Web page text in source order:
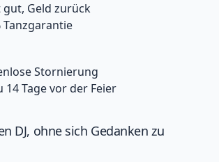
gut, Geld zurück
Tanzgarantie
Stornierung
14 Tage vor der Feier
DJ, ohne sich Gedanken zu